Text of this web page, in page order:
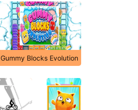
Gummy Blocks Evolution